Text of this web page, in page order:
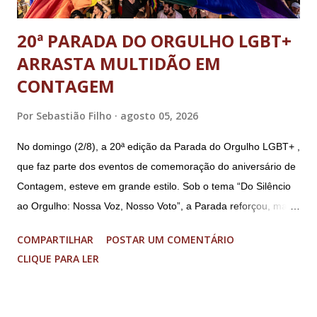
20ª PARADA DO ORGULHO LGBT+
ARRASTA MULTIDÃO EM
CONTAGEM
Por Sebastião Filho agosto 05, 2026
No domingo (2/8), a 20ª edição da Parada do Orgulho LGBT+ ,
que faz parte dos eventos de comemoração do aniversário de
Contagem, esteve em grande estilo. Sob o tema “Do Silêncio
ao Orgulho: Nossa Voz, Nosso Voto”, a Parada reforçou, mais
município. A concentração foi na Praça da Glória, que estava
preparada com um palco e contou com diversos shows,
COMPARTILHAR
POSTAR UM COMENTÁRIO
CLIQUE PARA LER